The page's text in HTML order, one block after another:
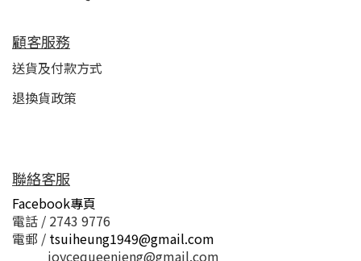
顧客服務
送貨及付款方式
退換貨政策
聯絡客服
Facebook專頁
電話 / 2743 9776
電郵 / tsuiheung1949@gmail.com
joycequeenieng@gmail.com